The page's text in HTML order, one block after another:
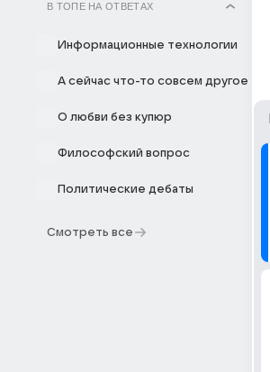
В ТОПЕ НА ОТВЕТАХ
Информационные технологии
А сейчас что-то совсем другое
О любви без купюр
Философский вопрос
Политические дебаты
Смотреть все